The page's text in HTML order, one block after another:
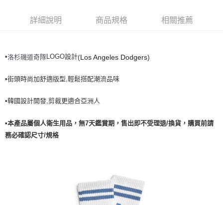
全家取貨<不支援離島取退>
7-11取貨付款<未取貨列黑名單/不支援離島取退>
每筆NT$60，滿NT$499(含以上)免運費
宅配滿699免運
每筆NT$80，滿NT$699(含以上)免運費
詳細說明 商品規格 相關推薦
•洛杉磯道奇隊LOGO設計(Los Angeles Dodgers)
•街頭時尚加舒適版型,輕鬆搭配潮流品味
•韓國設計開發,剪裁更適合亞洲人
•本產品屬個人衛生用品，無7天鑑賞期，售出即不受理退/換貨，購買前請
務必確認尺寸/規格